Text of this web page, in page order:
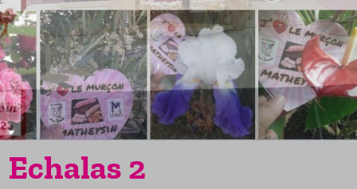
Echalas 2